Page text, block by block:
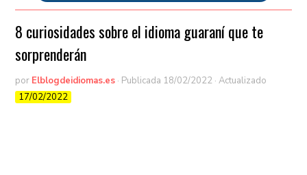
8 curiosidades sobre el idioma guaraní que te
sorprenderán
por Elblogdeidiomas.es · Publicada 18/02/2022 · Actualizado
17/02/2022